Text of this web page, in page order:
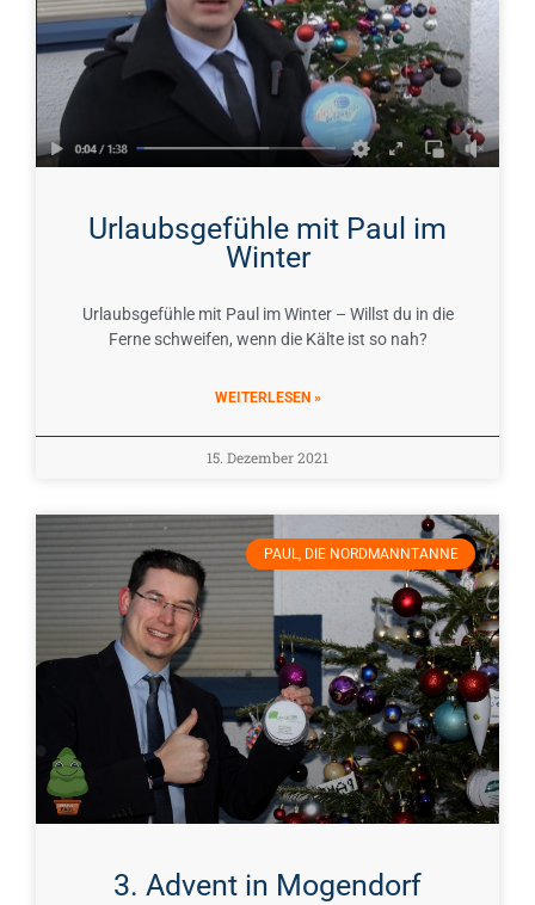
Urlaubsgefühle mit Paul im
Winter
Urlaubsgefühle mit Paul im Winter – Willst du in die
Ferne schweifen, wenn die Kälte ist so nah?
WEITERLESEN »
15. Dezember 2021
PAUL, DIE NORDMANNTANNE
3. Advent in Mogendorf